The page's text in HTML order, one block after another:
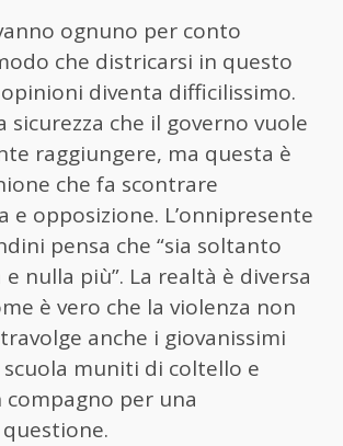
ognuno per conto
che districarsi in questo
diventa difficilissimo.
sicurezza che il governo vuole
raggiungere, ma questa è
che fa scontrare
e opposizione. L’onnipresente
pensa che “sia soltanto
nulla più”. La realtà è diversa
è vero che la violenza non
anche i giovanissimi
scuola muniti di coltello e
compagno per una